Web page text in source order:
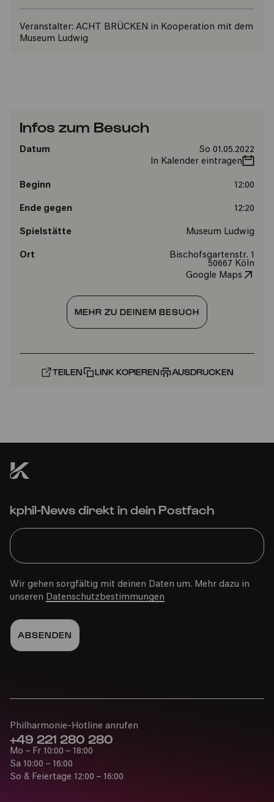
Veranstalter: ACHT BRÜCKEN in Kooperation mit dem
Museum Ludwig
Infos zum Besuch
Datum
So 01.05.2022
In Kalender eintragen
Beginn 12:00
Ende gegen 12:20
Spielstätte Museum Ludwig
Ort
Bischofsgartenstr. 1
50667 Köln
Google Maps
MEHR ZU DEINEM BESUCH
TEILEN LINK KOPIEREN AUSDRUCKEN
kphil-News direkt in dein Postfach
Wir gehen sorgfältig mit deinen Daten um. Mehr dazu in
unseren Datenschutzbestimmungen
Philharmonie-Hotline anrufen
+49 221 280 280
Mo – Fr 10:00 – 18:00
Sa 10:00 – 16:00
So & Feiertage 12:00 – 16:00